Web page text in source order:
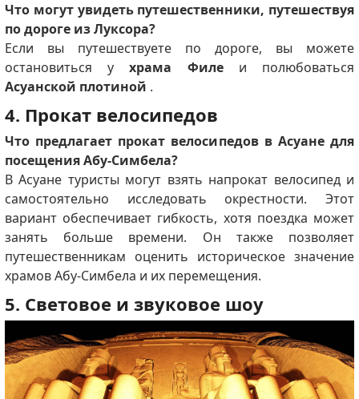
Что могут увидеть путешественники, путешествуя
по дороге из Луксора?
Если вы путешествуете по дороге, вы можете
остановиться ухрама Филеи полюбоваться
Асуанской плотиной .
4. Прокат велосипедов
Что предлагает прокат велосипедов в Асуане для
посещения Абу-Симбела?
В Асуане туристы могут взять напрокат велосипед и
самостоятельно исследовать окрестности. Этот
вариант обеспечивает гибкость, хотя поездка может
занять больше времени. Он также позволяет
путешественникам оценить историческое значение
храмов Абу-Симбела и их перемещения.
5. Световое и звуковое шоу